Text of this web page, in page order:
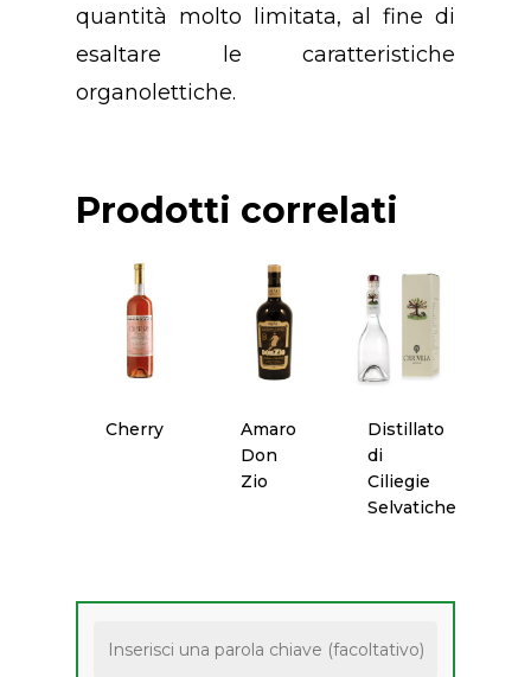
quantità molto limitata, al fine di
esaltare le caratteristiche
organolettiche.
Prodotti correlati
Cherry
Amaro
Don
Zio
Distillato
di
Ciliegie
Selvatiche
Chi Siamo
Anno 2022
Premio “PANIERE
Anno 2021
Regolamento
Birra
Liquori
Olio
Pane
Pasta
Contatti
Contattaci
Newsletter
Suggerisci Un